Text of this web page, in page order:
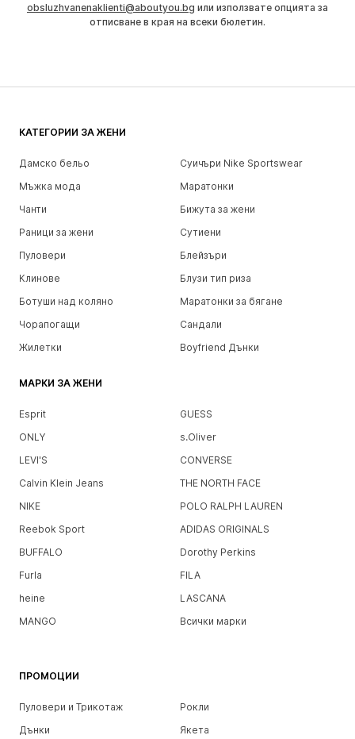
obsluzhvanenaklienti@aboutyou.bg или използвате опцията за
отписване в края на всеки бюлетин.
КАТЕГОРИИ ЗА ЖЕНИ
Дамско бельо
Суичъри Nike Sportswear
Мъжка мода
Маратонки
Чанти
Бижута за жени
Раници за жени
Сутиени
Пуловери
Блейзъри
Клинове
Блузи тип риза
Ботуши над коляно
Маратонки за бягане
Чорапогащи
Сандали
Жилетки
Boyfriend Дънки
МАРКИ ЗА ЖЕНИ
Esprit
GUESS
ONLY
s.Oliver
LEVI'S
CONVERSE
Calvin Klein Jeans
THE NORTH FACE
NIKE
POLO RALPH LAUREN
Reebok Sport
ADIDAS ORIGINALS
BUFFALO
Dorothy Perkins
Furla
FILA
heine
LASCANA
MANGO
Всички марки
ПРОМОЦИИ
Пуловери и Трикотаж
Рокли
Дънки
Якета